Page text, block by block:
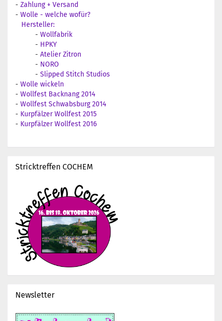
- Zahlung + Versand
- Wolle - welche wofür?
Hersteller:
- Wollfabrik
- HPKY
- Atelier Zitron
- NORO
- Slipped Stitch Studios
- Wolle wickeln
- Wollfest Backnang 2014
- Wollfest Schwabsburg 2014
- Kurpfälzer Wollfest 2015
- Kurpfälzer Wollfest 2016
Stricktreffen COCHEM
Newsletter